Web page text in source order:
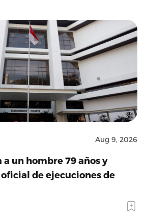
Aug 9, 2026
un hombre 79 años y
de ejecuciones de